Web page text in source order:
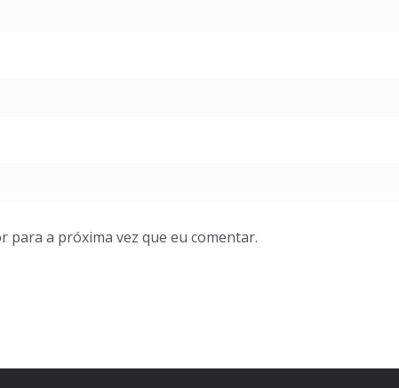
para a próxima vez que eu comentar.